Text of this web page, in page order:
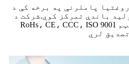
پاملرنې په برخه کې د
باندې تمرکز کوي.شرکت د
RoHs، CE، CCC، ISO 9001 کیفیت مدیریت سیسټم